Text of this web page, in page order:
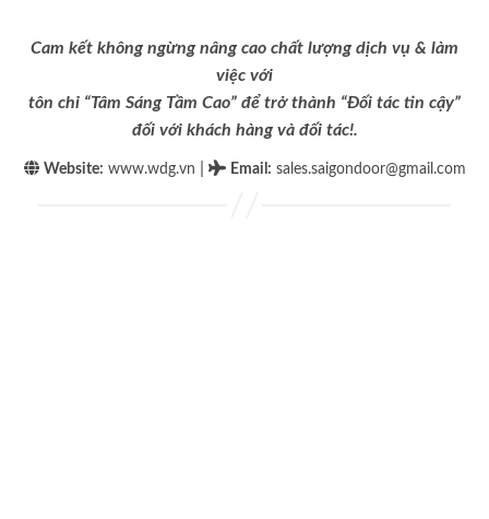
Cam kết không ngừng nâng cao chất lượng dịch vụ & làm
việc với
tôn chỉ “Tâm Sáng Tầm Cao” để trở thành “Đối tác tin cậy”
đối với khách hàng và đối tác!.
Website: www.wdg.vn Email : sales.saigondoor@gmail.com